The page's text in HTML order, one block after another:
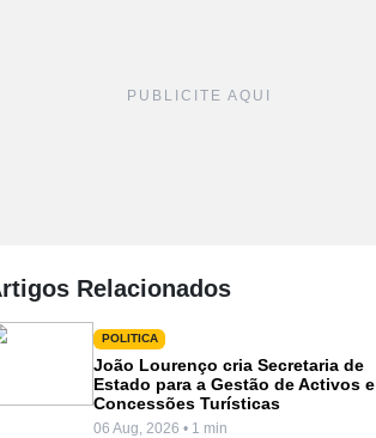
PUBLICITE AQUI
Relacionados
POLITICA
João Lourenço cria Secretaria de
Estado para a Gestão de Activos e
Concessões Turísticas
06 Aug, 2026 • 1 min